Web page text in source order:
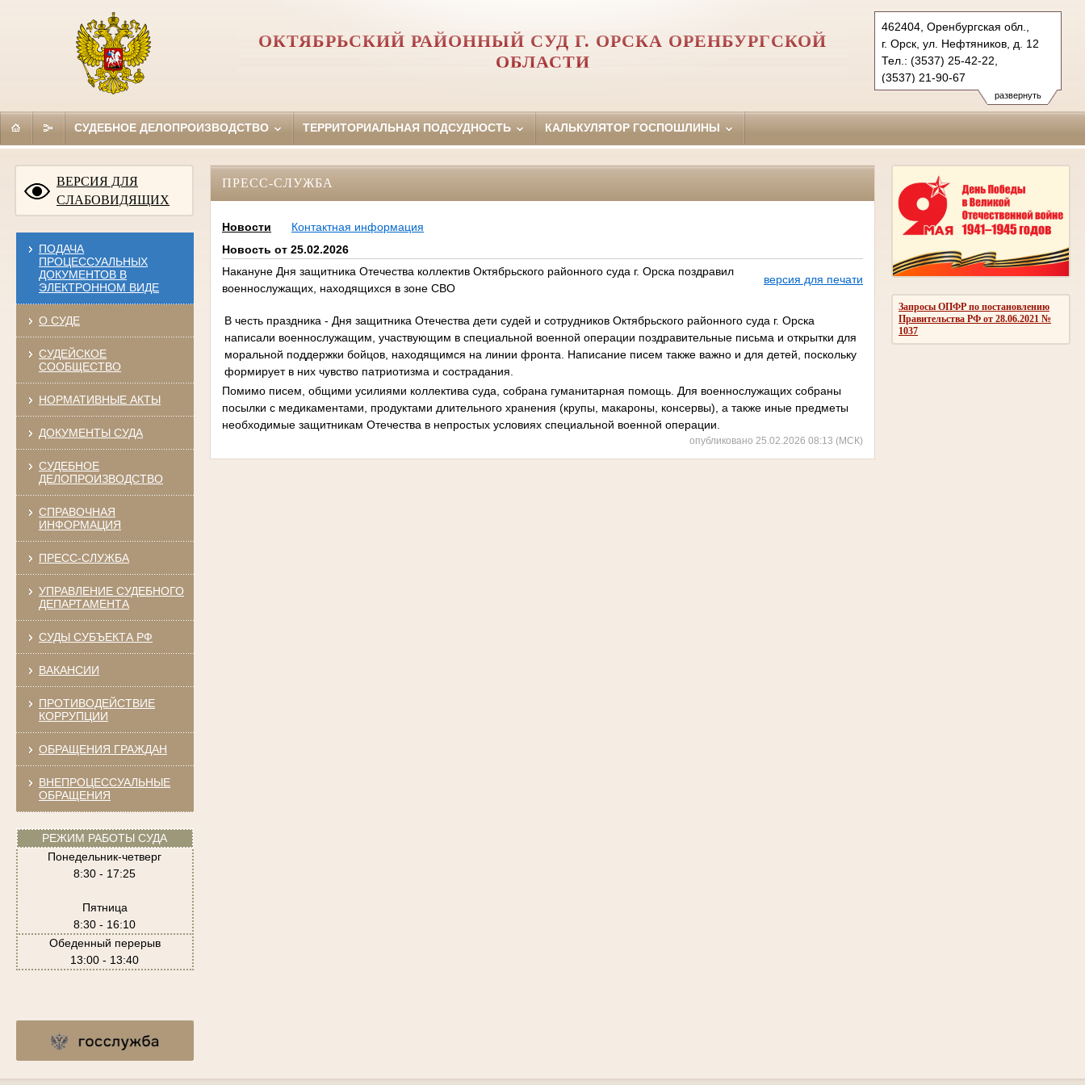
развернуть
462404, Оренбургская обл.,
г. Орск, ул. Нефтяников, д. 12
Тел.: (3537) 25-42-22,
(3537) 21-90-67
oktyabrskyorsk.orb@sudrf.ru
ОКТЯБРЬСКИЙ РАЙОННЫЙ СУД Г. ОРСКА ОРЕНБУРГСКОЙ
ОБЛАСТИ
СУДЕБНОЕ ДЕЛОПРОИЗВОДСТВО ТЕРРИТОРИАЛЬНАЯ ПОДСУДНОСТЬ КАЛЬКУЛЯТОР ГОСПОШЛИНЫ
ВЕРСИЯ ДЛЯ
СЛАБОВИДЯЩИХ
ПОДАЧА
ПРОЦЕССУАЛЬНЫХ
ДОКУМЕНТОВ В
ЭЛЕКТРОННОМ ВИДЕ
О СУДЕ
СУДЕЙСКОЕ
СООБЩЕСТВО
НОРМАТИВНЫЕ АКТЫ
ДОКУМЕНТЫ СУДА
СУДЕБНОЕ
ДЕЛОПРОИЗВОДСТВО
СПРАВОЧНАЯ
ИНФОРМАЦИЯ
ПРЕСС-СЛУЖБА
УПРАВЛЕНИЕ СУДЕБНОГО
ДЕПАРТАМЕНТА
СУДЫ СУБЪЕКТА РФ
ВАКАНСИИ
ПРОТИВОДЕЙСТВИЕ
КОРРУПЦИИ
ОБРАЩЕНИЯ ГРАЖДАН
ВНЕПРОЦЕССУАЛЬНЫЕ
ОБРАЩЕНИЯ
РЕЖИМ РАБОТЫ СУДА
Понедельник-четверг
8:30 - 17:25
Пятница
8:30 - 16:10
Обеденный перерыв
13:00 - 13:40
Запросы ОПФР по постановлению
Правительства РФ от 28.06.2021 №
1037
ПРЕСС-СЛУЖБА
Новости
Контактная информация
Новость от 25.02.2026
Накануне Дня защитника Отечества коллектив Октябрьского районного суда г. Орска поздравил
военнослужащих, находящихся в зоне СВО
версия для печати
В честь праздника - Дня защитника Отечества дети судей и сотрудников Октябрьского районного суда г. Орска
написали военнослужащим, участвующим в специальной военной операции поздравительные письма и открытки для
моральной поддержки бойцов, находящимся на линии фронта. Написание писем также важно и для детей, поскольку
формирует в них чувство патриотизма и сострадания.
Помимо писем, общими усилиями коллектива суда, собрана гуманитарная помощь. Для военнослужащих собраны
посылки с медикаментами, продуктами длительного хранения (крупы, макароны, консервы), а также иные предметы
необходимые защитникам Отечества в непростых условиях специальной военной операции.
опубликовано 25.02.2026 08:13 (МСК)